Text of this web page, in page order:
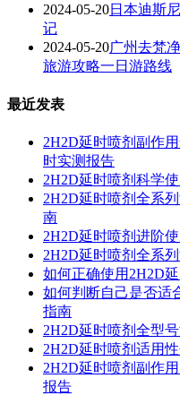
2024-05-20日本迪斯
记
2024-05-20广州去梵
旅游攻略一日游路线
最近发表
2H2D延时喷剂副作
时实测报告
2H2D延时喷剂科学
2H2D延时喷剂全系
南
2H2D延时喷剂进阶
2H2D延时喷剂全系
如何正确使用2H2D
如何判断自己是否适
指南
2H2D延时喷剂全型
2H2D延时喷剂适用
2H2D延时喷剂副作
报告